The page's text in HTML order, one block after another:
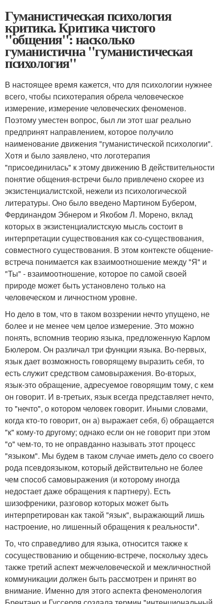
Гуманистическая психология
критика. Критика чистого
"общения": насколько
гуманистична "гуманистическая
психология"
В настоящее время кажется, что для психологии нужнее
всего, чтобы психотерапия обрела человеческое
измерение, измерение человеческих феноменов.
Поэтому уместен вопрос, был ли этот шаг реально
предпринят направлением, которое получило
наименование движения "гуманистической психологии".
Хотя и было заявлено, что логотерапия
"присоединилась" к этому движению В действительности
понятие общения-встречи было привлечено скорее из
экзистенциалистской, нежели из психологической
литературы. Оно было введено Мартином Бубером,
Фердинандом Эбнером и Якобом Л. Морено, вклад
которых в экзистенциалистскую мысль состоит в
интерпретации существования как со-существования,
совместного существования. В этом контексте общение-
встреча понимается как взаимоотношение между "Я" и
"Ты" - взаимоотношение, которое по самой своей
природе может быть установлено только на
человеческом и личностном уровне.
Но дело в том, что в таком воззрении нечто упущено, не
более и не менее чем целое измерение. Это можно
понять, вспомнив теорию языка, предложенную Карлом
Бюлером. Он различал три функции языка. Во-первых,
язык дает возможность говорящему выразить себя, то
есть служит средством самовыражения. Во-вторых,
язык-это обращение, адресуемое говорящим тому, с кем
он говорит. И в-третьих, язык всегда представляет нечто,
то "нечто", о котором человек говорит. Иными словами,
когда кто-то говорит, он а) выражает себя, б) обращается
"к" кому-то другому; однако если он не говорит при этом
"о" чем-то, то не оправданно называть этот процесс
"языком". Мы будем в таком случае иметь дело со своего
рода псевдоязыком, который действительно не более
чем способ самовыражения (и которому иногда
недостает даже обращения к партнеру). Есть
шизофреники, разговор которых может быть
интерпретирован как такой "язык", выражающий лишь
настроение, но лишенный обращения к реальности*.
То, что справедливо для языка, относится также к
сосуществованию и общению-встрече, поскольку здесь
также третий аспект межчеловеческой и межличностной
коммуникации должен быть рассмотрен и принят во
внимание. Именно для этого аспекта феноменология